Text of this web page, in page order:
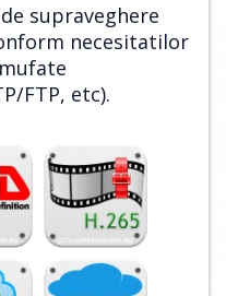
supraveghere
necesitatilor
FTP, etc).